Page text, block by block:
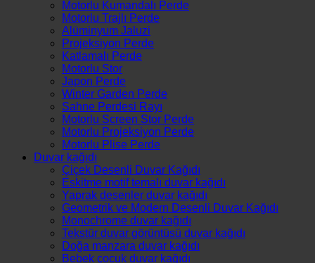
Motorlu Kumandalı Perde
Motorlu Trajlı Perde
Alüminyum Jaluzi
Projeksiyon Perde
Katlamalı Perde
Motorlu Stor
Japon Perde
Winter Garden Perde
Sahne Perdesi Rayı
Motorlu Screen Stor Perde
Motorlu Projeksiyon Perde
Motorlu Plise Perde
Duvar kağıdı
Çiçek Desenli Duvar Kağıdı
Eskitme motif temalı duvar kağıdı
Yaprak desenler duvar kağıdı
Geometrik ve Modern Desenli Duvar Kağıdı
Monochrome duvar kağıdı
Tekstür duvar görüntüsü duvar kağıdı
Doğa manzara duvar kağıdı
Bebek çocuk duvar kağıdı